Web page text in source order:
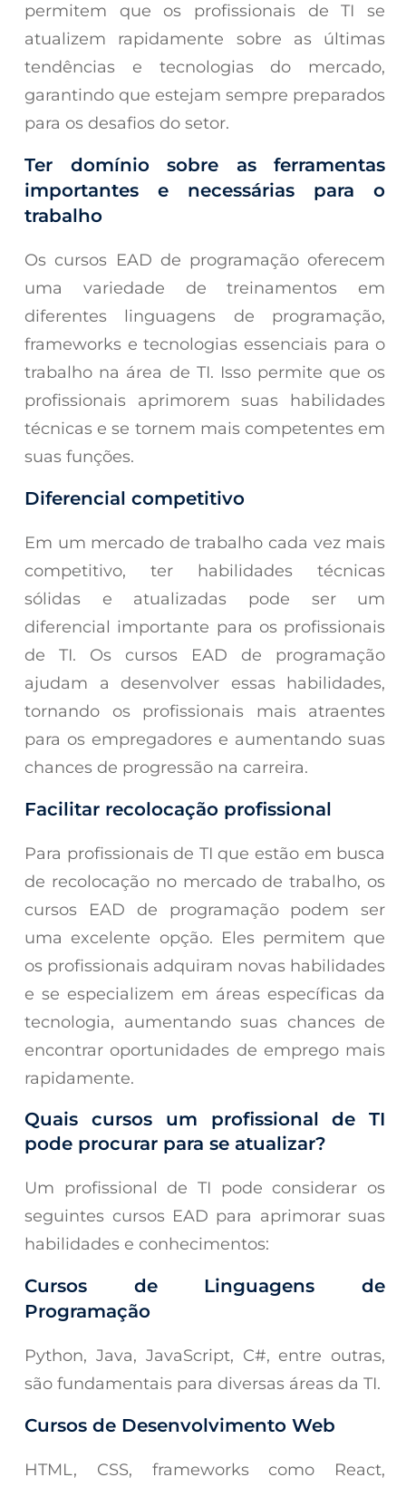
permitem que os profissionais de TI se
atualizem rapidamente sobre as últimas
tendências e tecnologias do mercado,
garantindo que estejam sempre preparados
para os desafios do setor.
Ter domínio sobre as ferramentas
importantes e necessárias para o
trabalho
Os cursos EAD de programação oferecem
uma variedade de treinamentos em
diferentes linguagens de programação,
frameworks e tecnologias essenciais para o
trabalho na área de TI. Isso permite que os
profissionais aprimorem suas habilidades
técnicas e se tornem mais competentes em
suas funções.
Diferencial competitivo
Em um mercado de trabalho cada vez mais
competitivo, ter habilidades técnicas
sólidas e atualizadas pode ser um
diferencial importante para os profissionais
de TI. Os cursos EAD de programação
ajudam a desenvolver essas habilidades,
tornando os profissionais mais atraentes
para os empregadores e aumentando suas
chances de progressão na carreira.
Facilitar recolocação profissional
Para profissionais de TI que estão em busca
de recolocação no mercado de trabalho, os
cursos EAD de programação podem ser
uma excelente opção. Eles permitem que
os profissionais adquiram novas habilidades
e se especializem em áreas específicas da
tecnologia, aumentando suas chances de
encontrar oportunidades de emprego mais
rapidamente.
Quais cursos um profissional de TI
pode procurar para se atualizar?
Um profissional de TI pode considerar os
seguintes cursos EAD para aprimorar suas
habilidades e conhecimentos:
Cursos de Linguagens de
Programação
Python, Java, JavaScript, C#, entre outras,
são fundamentais para diversas áreas da TI.
Cursos de Desenvolvimento Web
HTML, CSS, frameworks como React,